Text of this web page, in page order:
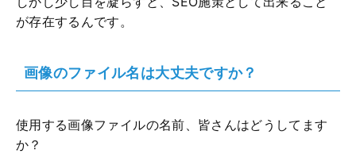
が存在するんです。
画像のファイル名は大丈夫ですか？
使用する画像ファイルの名前、皆さんはどうしてます
か？